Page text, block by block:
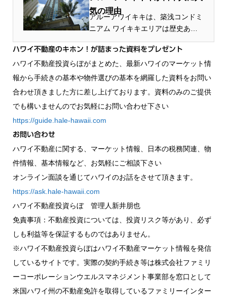
気の理由
アルーアワイキキは、築浅コンドミ
ニアム ワイキキエリアは歴史ある
リゾート故、築年数の古いコンドミ
ニアムが目立ちます。 築年の古さ
に、日本人の多くは最初は抵抗を持
たれる方もいらっしゃいます。 ...
ハワイ不動産のキホン！が詰まった資料をプレゼント
ハワイ不動産投資らぼがまとめた、最新ハワイのマーケット情
報から手続きの基本や物件選びの基本を網羅した資料をお問い
合わせ頂きました方に差し上げております。資料のみのご提供
でも構いませんのでお気軽にお問い合わせ下さい
https://guide.hale-hawaii.com
お問い合わせ
ハワイ不動産に関する、マーケット情報、日本の税務関連、物
件情報、基本情報など、お気軽にご相談下さい
オンライン面談を通じてハワイのお話をさせて頂きます。
https://ask.hale-hawaii.com
ハワイ不動産投資らぼ 管理人新井朋也
免責事項：不動産投資については、投資リスク等があり、必ず
しも利益等を保証するものではありません。
※ハワイ不動産投資らぼはハワイ不動産マーケット情報を発信
しているサイトです。実際の契約手続き等は株式会社ファミリ
ーコーポレーションウエルスマネジメント事業部を窓口として
米国ハワイ州の不動産免許を取得しているファミリーインター